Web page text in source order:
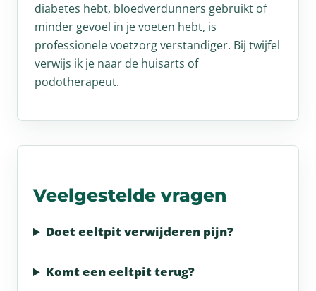
diabetes hebt, bloedverdunners gebruikt of
minder gevoel in je voeten hebt, is
professionele voetzorg verstandiger. Bij twijfel
verwijs ik je naar de huisarts of
podotherapeut.
Veelgestelde vragen
Doet eeltpit verwijderen pijn?
Komt een eeltpit terug?